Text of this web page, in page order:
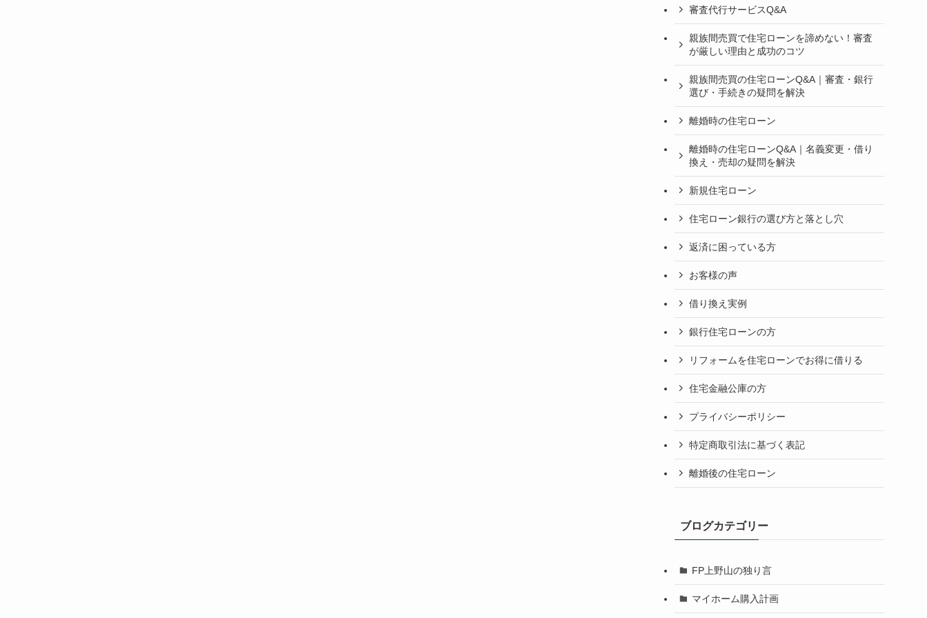
審査代行サービスQ&A
親族間売買で住宅ローンを諦めない！審査
が厳しい理由と成功のコツ
親族間売買の住宅ローンQ&A｜審査・銀行
選び・手続きの疑問を解決
離婚時の住宅ローン
離婚時の住宅ローンQ&A｜名義変更・借り
換え・売却の疑問を解決
新規住宅ローン
住宅ローン銀行の選び方と落とし穴
返済に困っている方
お客様の声
借り換え実例
銀行住宅ローンの方
リフォームを住宅ローンでお得に借りる
住宅金融公庫の方
プライバシーポリシー
特定商取引法に基づく表記
離婚後の住宅ローン
ブログカテゴリー
FP上野山の独り言
マイホーム購入計画